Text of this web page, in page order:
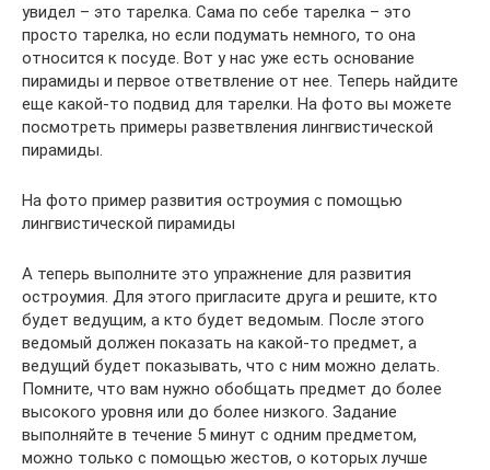
увидел – это тарелка. Сама по себе тарелка – это
просто тарелка, но если подумать немного, то она
относится к посуде. Вот у нас уже есть основание
пирамиды и первое ответвление от нее. Теперь найдите
еще какой-то подвид для тарелки. На фото вы можете
посмотреть примеры разветвления лингвистической
пирамиды.
На фото пример развития остроумия с помощью
лингвистической пирамиды
А теперь выполните это упражнение для развития
остроумия. Для этого пригласите друга и решите, кто
будет ведущим, а кто будет ведомым. После этого
ведомый должен показать на какой-то предмет, а
ведущий будет показывать, что с ним можно делать.
Помните, что вам нужно обобщать предмет до более
высокого уровня или до более низкого. Задание
выполняйте в течение 5 минут с одним предметом,
можно только с помощью жестов, о которых лучше